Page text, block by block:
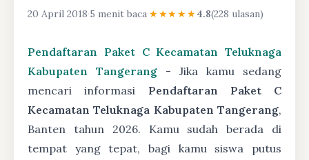
20 April 2018·5 menit baca·★★★★★4.8(228 ulasan)
Pendaftaran Paket C Kecamatan Teluknaga
Kabupaten Tangerang - Jika kamu sedang
mencari informasi Pendaftaran Paket C
Kecamatan Teluknaga Kabupaten Tangerang,
Banten tahun 2026. Kamu sudah berada di
tempat yang tepat, bagi kamu siswa putus